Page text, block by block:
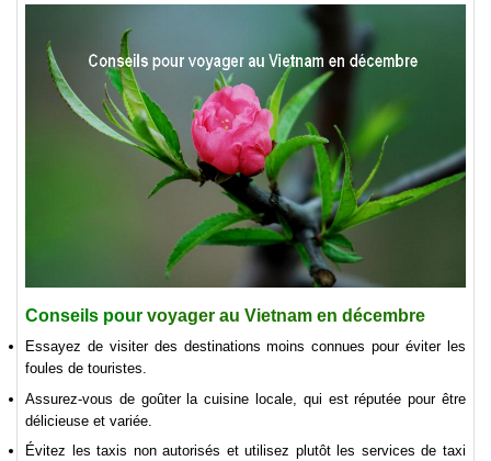
Conseils pour voyager au Vietnam en décembre
Essayez de visiter des destinations moins connues pour éviter les
foules de touristes.
Assurez-vous de goûter la cuisine locale, qui est réputée pour être
délicieuse et variée.
Évitez les taxis non autorisés et utilisez plutôt les services de taxi